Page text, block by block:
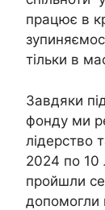
працює в
тільки в
Завдяки
фонду ми
лідерство
2024 по 10
пройшли
допомогли